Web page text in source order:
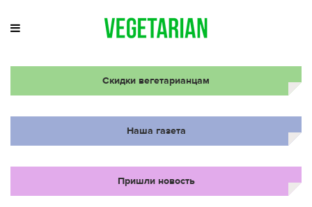
Скидки вегетарианцам
Наша газета
Пришли новость